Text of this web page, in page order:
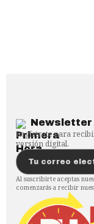
Newsletter
Regístrate para
versión digital.
Al suscribirte aceptas
comenzarás a recibir